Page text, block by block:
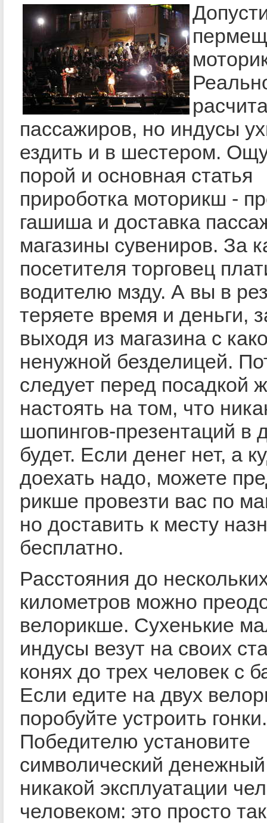
пассажиров, но индусы
ездить и в шестером.
порой и основная статья
прироботка моторикш -
гашиша и доставка
магазины сувениров. За
посетителя торговец
водителю мзду. А вы в
теряете время и деньги,
выходя из магазина с
ненужной безделицей.
следует перед посадкой
настоять на том, что
шопингов-презентаций в
будет. Если денег нет, а
доехать надо, можете
рикше провезти вас по
но доставить к месту
бесплатно.
Расстояния до
километров можно
велорикше. Сухенькие
индусы везут на своих
конях до трех человек с
Если едите на двух
поробуйте устроить гонки.
Победителю установите
символический
никакой эксплуатации
человеком: это просто